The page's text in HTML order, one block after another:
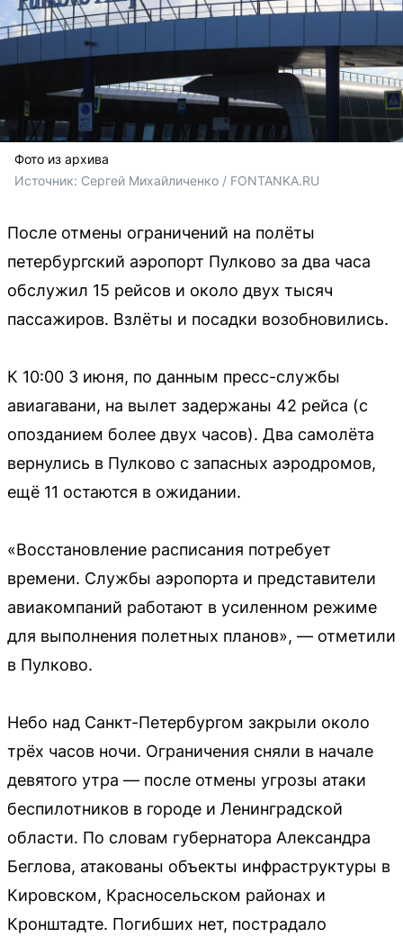
Фото из архива
Источник: Сергей Михайличенко / FONTANKA.RU
После отмены ограничений на полёты
петербургский аэропорт Пулково за два часа
обслужил 15 рейсов и около двух тысяч
пассажиров. Взлёты и посадки возобновились.
К 10:00 3 июня, по данным пресс-службы
авиагавани, на вылет задержаны 42 рейса (с
опозданием более двух часов). Два самолёта
вернулись в Пулково с запасных аэродромов,
ещё 11 остаются в ожидании.
«Восстановление расписания потребует
времени. Службы аэропорта и представители
авиакомпаний работают в усиленном режиме
для выполнения полетных планов», — отметили
в Пулково.
Небо над Санкт-Петербургом закрыли около
трёх часов ночи. Ограничения сняли в начале
девятого утра — после отмены угрозы атаки
беспилотников в городе и Ленинградской
области. По словам губернатора Александра
Беглова, атакованы объекты инфраструктуры в
Кировском, Красносельском районах и
Кронштадте. Погибших нет, пострадало